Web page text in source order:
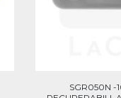
SGR050N -